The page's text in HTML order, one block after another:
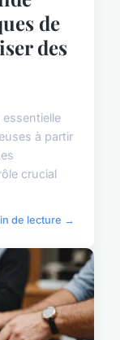
de
des
à partir
crucial
de lecture →